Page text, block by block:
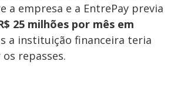
a empresa e a EntrePay previa
25 milhões por mês em
a instituição financeira teria
repasses.